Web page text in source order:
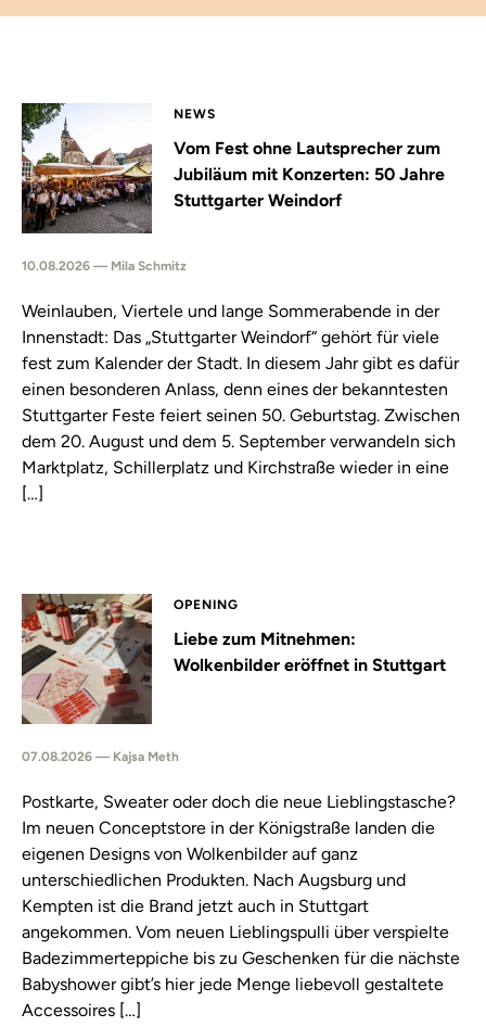
NEWS
Vom Fest ohne Lautsprecher zum
Jubiläum mit Konzerten: 50 Jahre
Stuttgarter Weindorf
10.08.2026 — Mila Schmitz
Weinlauben, Viertele und lange Sommerabende in der
Innenstadt: Das „Stuttgarter Weindorf“ gehört für viele
fest zum Kalender der Stadt. In diesem Jahr gibt es dafür
einen besonderen Anlass, denn eines der bekanntesten
Stuttgarter Feste feiert seinen 50. Geburtstag. Zwischen
dem 20. August und dem 5. September verwandeln sich
Marktplatz, Schillerplatz und Kirchstraße wieder in eine
[…]
OPENING
Liebe zum Mitnehmen:
Wolkenbilder eröffnet in Stuttgart
07.08.2026 — Kajsa Meth
Postkarte, Sweater oder doch die neue Lieblingstasche?
Im neuen Conceptstore in der Königstraße landen die
eigenen Designs von Wolkenbilder auf ganz
unterschiedlichen Produkten. Nach Augsburg und
Kempten ist die Brand jetzt auch in Stuttgart
angekommen. Vom neuen Lieblingspulli über verspielte
Badezimmerteppiche bis zu Geschenken für die nächste
Babyshower gibt’s hier jede Menge liebevoll gestaltete
Accessoires […]